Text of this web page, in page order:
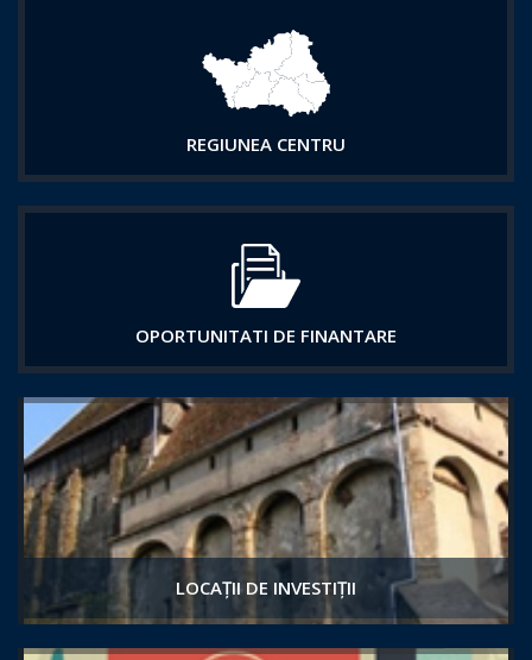
REGIUNEA CENTRU
OPORTUNITATI DE FINANTARE
LOCAȚII DE INVESTIȚII